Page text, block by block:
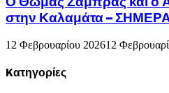
στην Καλαμάτα –
12 Φεβρουαρίου 202612
Kατηγορίες